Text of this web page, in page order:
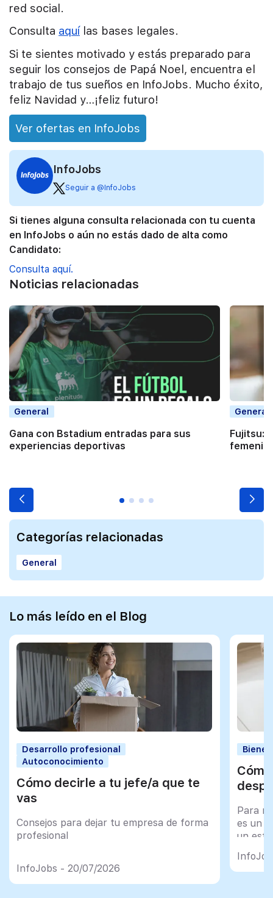
red social.
Consulta aquílas bases legales.
Si te sientes motivado y estás preparado para
seguir los consejos de Papá Noel, encuentra el
trabajo de tus sueños en InfoJobs. Mucho éxito,
feliz Navidad y…¡feliz futuro!
Ver ofertas en InfoJobs
InfoJobs
Seguir a @InfoJobs
Si tienes alguna consulta relacionada con tu cuenta
en InfoJobs o aún no estás dado de alta como
Candidato:
Consulta aquí.
Noticias relacionadas
General
Gana con Bstadium entradas para sus
experiencias deportivas
General
Fujitsu:
Categorías relacionadas
General
Lo más leído en el Blog
Desarrollo profesional
Autoconocimiento
Cómo decirle a tu jefe/a que te
vas
Consejos para dejar tu empresa de forma
profesional
InfoJobs - 20/07/2026
Para
es un
un